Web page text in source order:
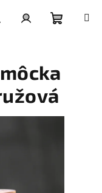
košík